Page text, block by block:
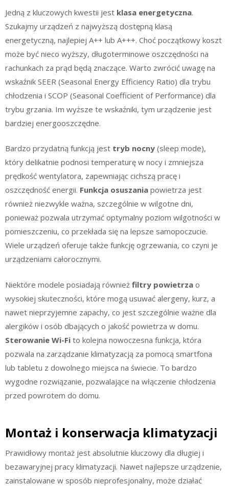
Jedną z kluczowych kwestii jest klasa energetyczna.
Szukajmy urządzeń z najwyższą dostępną klasą
energetyczną, najlepiej A++ lub A+++. Choć początkowy koszt
może być nieco wyższy, długoterminowe oszczędności na
rachunkach za prąd będą znaczące. Warto zwrócić uwagę na
wskaźnik SEER (Seasonal Energy Efficiency Ratio) dla trybu
chłodzenia i SCOP (Seasonal Coefficient of Performance) dla
trybu grzania. Im wyższe te wskaźniki, tym urządzenie jest
bardziej energooszczędne.
Bardzo przydatną funkcją jest tryb nocny (sleep mode),
który delikatnie podnosi temperaturę w nocy i zmniejsza
prędkość wentylatora, zapewniając cichszą pracę i
oszczędność energii. Funkcja osuszania powietrza jest
również niezwykle ważna, szczególnie w wilgotne dni,
ponieważ pozwala utrzymać optymalny poziom wilgotności w
pomieszczeniu, co przekłada się na lepsze samopoczucie.
Wiele urządzeń oferuje także funkcję ogrzewania, co czyni je
urządzeniami całorocznymi.
Niektóre modele posiadają również filtry powietrza o
wysokiej skuteczności, które mogą usuwać alergeny, kurz, a
nawet nieprzyjemne zapachy, co jest szczególnie ważne dla
alergików i osób dbających o jakość powietrza w domu.
Sterowanie Wi-Fi to kolejna nowoczesna funkcja, która
pozwala na zarządzanie klimatyzacją za pomocą smartfona
lub tabletu z dowolnego miejsca na świecie. To bardzo
wygodne rozwiązanie, pozwalające na włączenie chłodzenia
przed powrotem do domu.
Montaż i konserwacja klimatyzacji
Prawidłowy montaż jest absolutnie kluczowy dla długiej i
bezawaryjnej pracy klimatyzacji. Nawet najlepsze urządzenie,
zainstalowane w sposób nieprofesjonalny, może działać